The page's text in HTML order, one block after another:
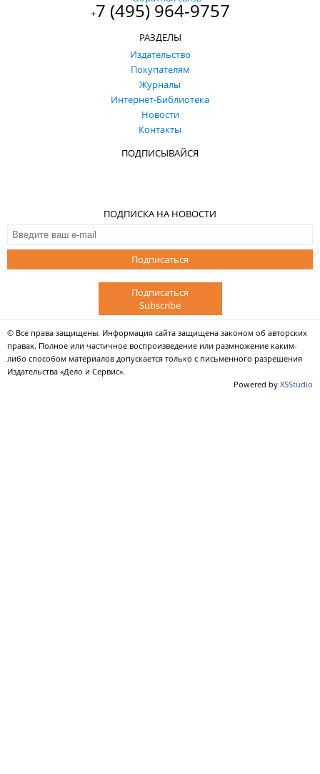
+7 (495) 964-9757
РАЗДЕЛЫ
Издательство
Покупателям
Журналы
Интернет-Библиотека
Новости
Контакты
ПОДПИСЫВАЙСЯ
ПОДПИСКА НА НОВОСТИ
Подписаться
Подписаться
Subscribe
© Все права защищены. Информация сайта защищена законом об авторских
правах. Полное или частичное воспроизведение или размножение каким-
либо способом материалов допускается только с письменного разрешения
Издательства «Дело и Сервис».
Powered by X5Studio